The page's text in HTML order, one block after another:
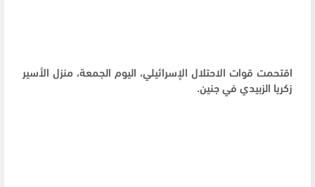
اقتحمت قوات الاحتلال الإسرائيلي، اليوم الجمعة، منزل الأسير
زكريا الزبيدي في جنين.